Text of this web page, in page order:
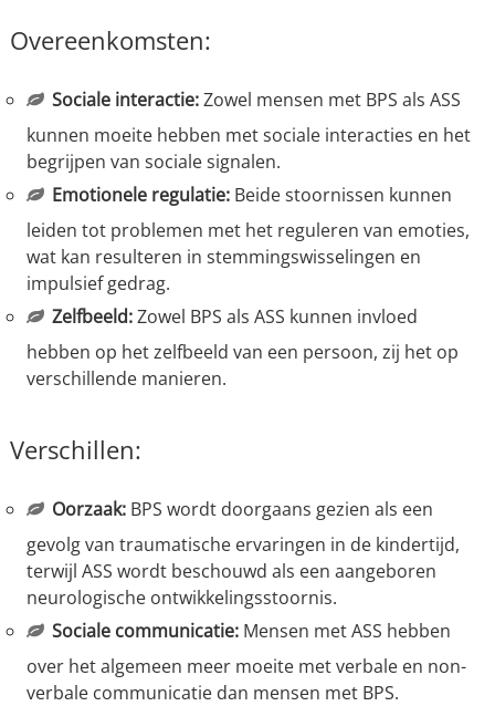
Overeenkomsten:
Sociale interactie:Zowel mensen met BPS als ASS
kunnen moeite hebben met sociale interacties en het
begrijpen van sociale signalen.
Emotionele regulatie:Beide stoornissen kunnen
leiden tot problemen met het reguleren van emoties,
wat kan resulteren in stemmingswisselingen en
impulsief gedrag.
Zelfbeeld:Zowel BPS als ASS kunnen invloed
hebben op het zelfbeeld van een persoon, zij het op
verschillende manieren.
Verschillen:
Oorzaak:BPS wordt doorgaans gezien als een
gevolg van traumatische ervaringen in de kindertijd,
terwijl ASS wordt beschouwd als een aangeboren
neurologische ontwikkelingsstoornis.
Sociale communicatie:Mensen met ASS hebben
over het algemeen meer moeite met verbale en non-
verbale communicatie dan mensen met BPS.